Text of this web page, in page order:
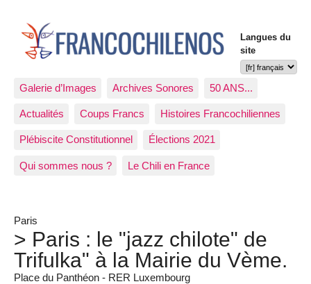
Langues du
site
Galerie d’Images Archives Sonores 50 ANS...
Actualités Coups Francs Histoires Francochiliennes
Plébiscite Constitutionnel Élections 2021
Qui sommes nous ? Le Chili en France
Paris
> Paris : le "jazz chilote" de
Trifulka" à la Mairie du Vème.
Place du Panthéon - RER Luxembourg